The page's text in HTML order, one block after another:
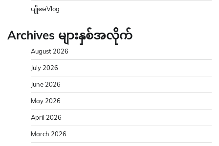
ပျိုမေVlog
Archives များနှစ်အလိုက်
August 2026
July 2026
June 2026
May 2026
April 2026
March 2026